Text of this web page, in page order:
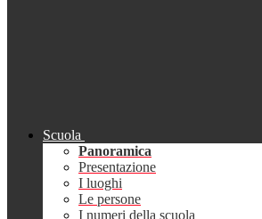
Scuola
Panoramica
Presentazione
I luoghi
Le persone
I numeri della scuola